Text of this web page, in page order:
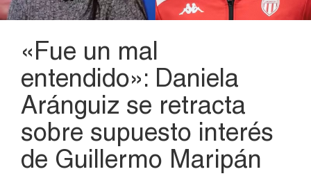
«Fue un mal
entendido»: Daniela
Aránguiz se retracta
sobre supuesto interés
de Guillermo Maripán